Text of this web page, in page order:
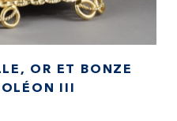
OR ET BONZE
III